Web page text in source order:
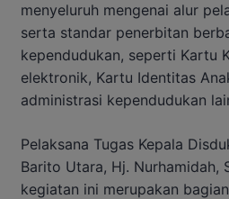
menyeluruh mengenai alur
serta standar penerbitan
kependudukan, seperti Kartu
elektronik, Kartu Identitas
administrasi kependudukan
Pelaksana Tugas Kepala
Barito Utara, Hj. Nurhamidah,
kegiatan ini merupakan